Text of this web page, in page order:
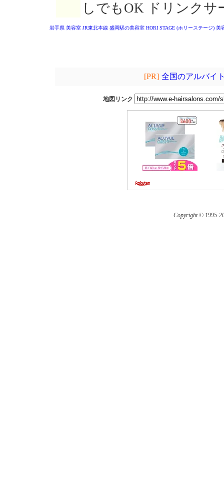
しでもOK ドリンクサ
岩手県 美容室 JR東北本線 盛岡駅の美容室 HORI STAGE (ホリーステージ) 美
[PR] 全国のアルバイ
地図リンク
Copyright © 1995-